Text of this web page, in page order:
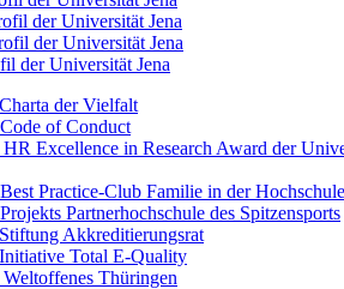
der Universität Jena
der Universität Jena
der Universität Jena
der Vielfalt
of Conduct
Excellence in Research Award der
Practice-Club Familie in der Hochschule
Partnerhochschule des Spitzensports
Akkreditierungsrat
Total E-Quality
Thüringen